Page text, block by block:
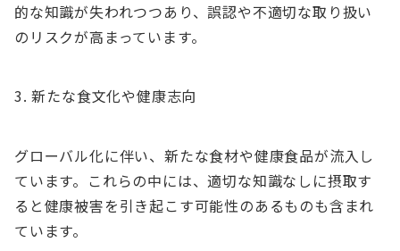
的な知識が失われつつあり、誤認や不適切な取り扱い
のリスクが高まっています。
新たな食文化や健康志向
グローバル化に伴い、新たな食材や健康食品が流入し
ています。これらの中には、適切な知識なしに摂取す
ると健康被害を引き起こす可能性のあるものも含まれ
ています。